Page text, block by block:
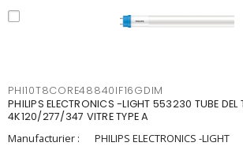
PHI10T8CORE48840IF16GDIM
PHILIPS ELECTRONICS -LIGHT 553230 TUBE
4K120/277/347 VITRE TYPE A
Manufacturier :
PHILIPS ELECTRONICS -LIGHT